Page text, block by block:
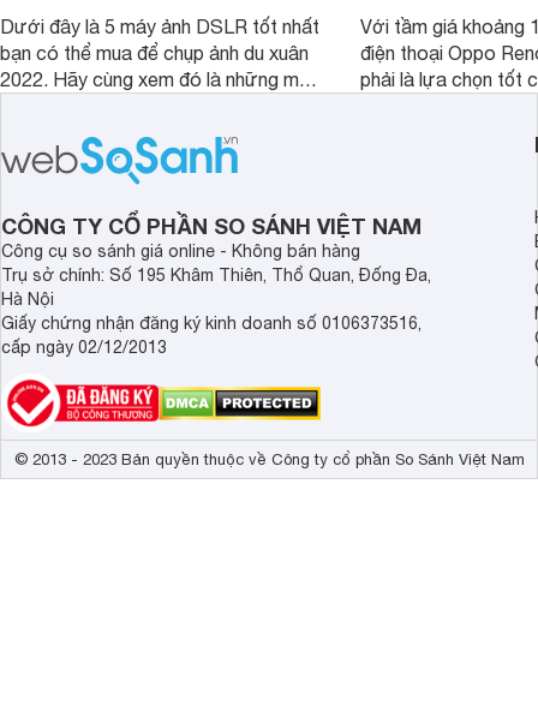
Dưới đây là 5 máy ảnh DSLR tốt nhất
bạn có thể mua để chụp ảnh du xuân
2022. Hãy cùng xem đó là những mẫu
Với tầm giá khoảng
điện thoại Oppo
phải là lựa chọn tốt
CÔNG TY CỔ PHẦN SO SÁNH VIỆT NAM
Công cụ so sánh giá online - Không bán hàng
Trụ sở chính: Số 195 Khâm Thiên, Thổ Quan, Đống Đa,
Hà Nội
Giấy chứng nhận đăng ký kinh doanh số 0106373516,
cấp ngày 02/12/2013
© 2013 - 2023 Bản quyền thuộc về Công ty cổ phần So Sánh Việt Nam